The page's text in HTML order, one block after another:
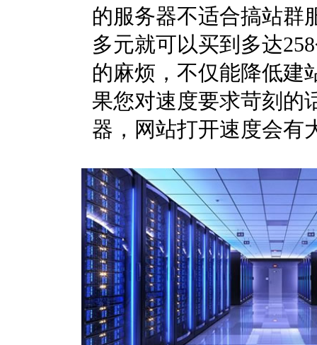
的服务器不适合搞站群
多元就可以买到多达
的麻烦，不仅能降低建
果您对速度要求苛刻的
器，网站打开速度会有